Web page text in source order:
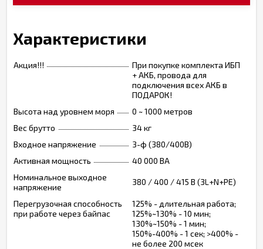
Характеристики
Акция!!!
При покупке комплекта ИБП
+ АКБ, провода для
подключения всех АКБ в
ПОДАРОК!
Высота над уровнем моря
0 ~ 1000 метров
Вес брутто
34 кг
Входное напряжение
3-ф (380/400В)
Активная мощность
40 000 ВА
Номинальное выходное
напряжение
380 / 400 / 415 В (3L+N+PE)
Перегрузочная способность
при работе через байпас
125% - длительная работа;
125%~130% - 10 мин;
130%~150% - 1 мин;
150%-400% - 1 сек; >400% -
не более 200 мсек